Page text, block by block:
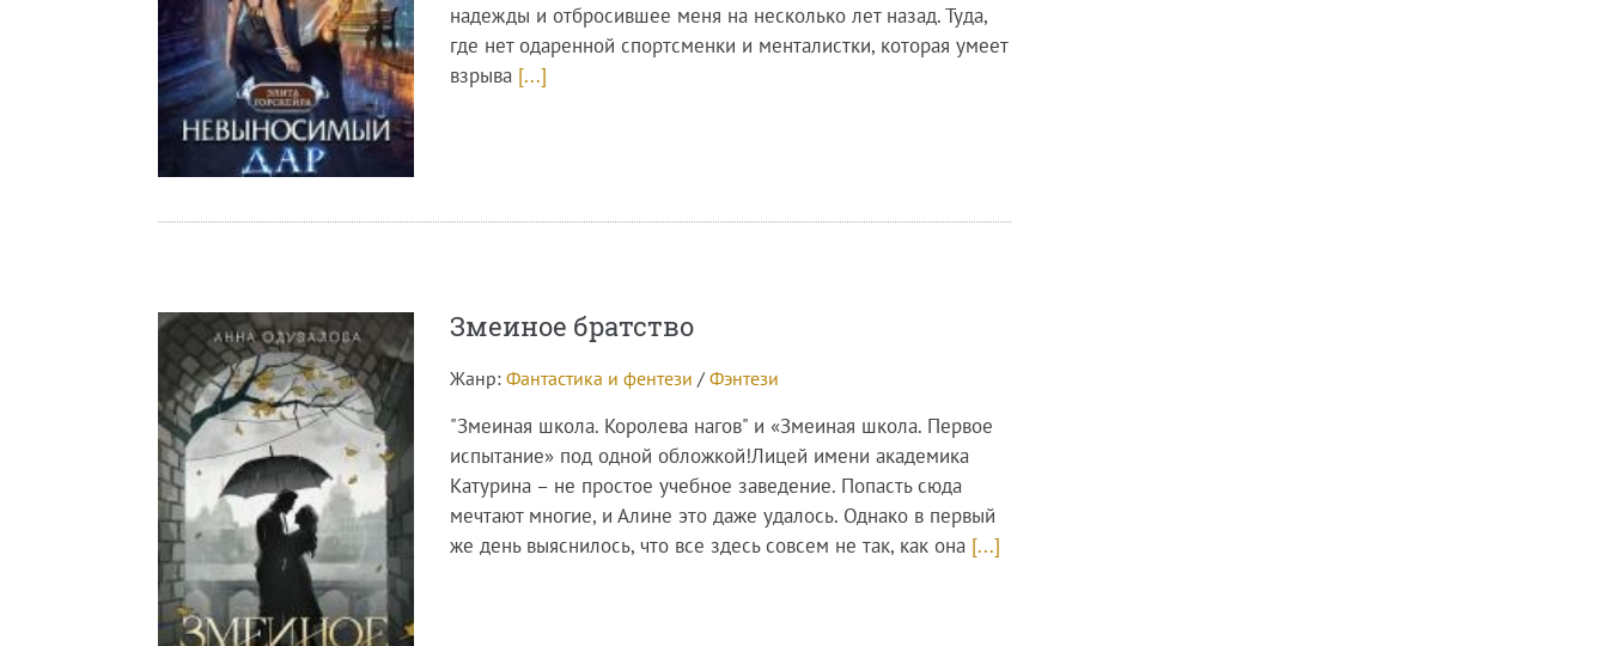
надежды и отбросившее меня на несколько лет назад. Туда,
где нет одаренной спортсменки и менталистки, которая умеет
взрыва [...]
Змеиное братство
Жанр: Фантастика и фентези / Фэнтези
"Змеиная школа. Королева нагов" и «Змеиная школа. Первое
испытание» под одной обложкой!Лицей имени академика
Катурина – не простое учебное заведение. Попасть сюда
мечтают многие, и Алине это даже удалось. Однако в первый
же день выяснилось, что все здесь совсем не так, как она [...]